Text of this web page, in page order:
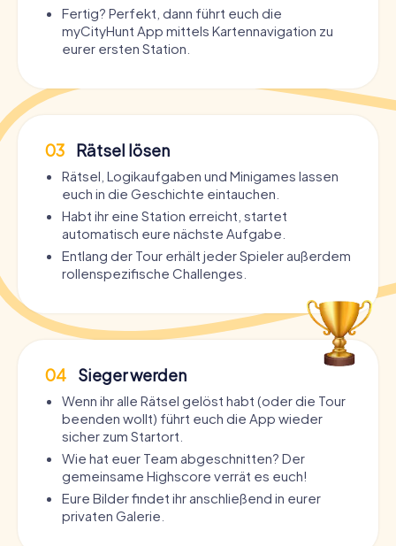
Fertig? Perfekt, dann führt euch die
myCityHunt App mittels Kartennavigation zu
eurer ersten Station.
03 Rätsel lösen
Rätsel, Logikaufgaben und Minigames lassen
euch in die Geschichte eintauchen.
Habt ihr eine Station erreicht, startet
automatisch eure nächste Aufgabe.
Entlang der Tour erhält jeder Spieler außerdem
rollenspezifische Challenges.
04 Sieger werden
Wenn ihr alle Rätsel gelöst habt (oder die Tour
beenden wollt) führt euch die App wieder
sicher zum Startort.
Wie hat euer Team abgeschnitten? Der
gemeinsame Highscore verrät es euch!
Eure Bilder findet ihr anschließend in eurer
privaten Galerie.